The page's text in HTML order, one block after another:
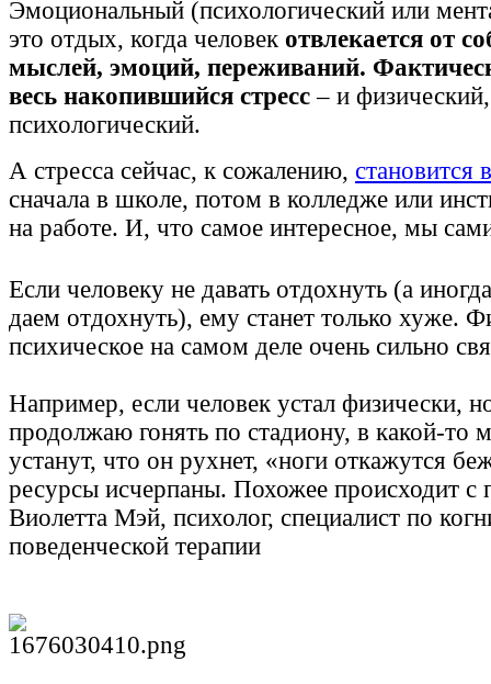
Эмоциональный (психологический или
это отдых, когда человек отвлекается от
мыслей, эмоций, переживаний.
весь накопившийся стресс– и
психологический.
А стресса сейчас, к сожалению, становится
сначала в школе, потом в колледже или
на работе. И, что самое интересное, мы
Если человеку не давать отдохнуть (а
даем отдохнуть), ему станет только хуже.
психическое на самом деле очень сильно
Например, если человек устал физически,
продолжаю гонять по стадиону, в какой-то
устанут, что он рухнет, «ноги откажутся
ресурсы исчерпаны. Похожее происходит с
Виолетта Мэй, психолог, специалист по
поведенческой терапии